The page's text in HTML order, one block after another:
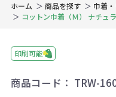
ホーム 商品を探す 巾着
コットン巾着（Ｍ） ナチュ
印刷可能
商品コード： TRW-